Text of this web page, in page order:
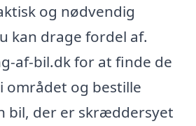
og nødvendig
kan drage fordel af.
af-bil.dk for at finde de
området og bestille
bil, der er skræddersyet